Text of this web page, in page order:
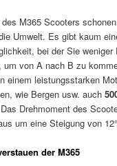
M365 Scooters
Umwelt. Es gibt kaum
bei der Sie weniger
von A nach B zu
einem leistungsstarken
wie Bergen usw. auch
Drehmoment des
um eine Steigung von
der M365